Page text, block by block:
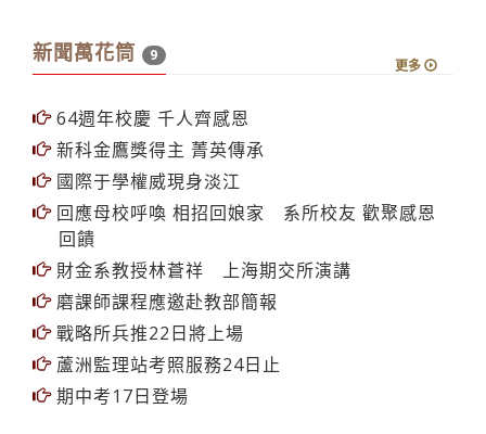
新聞萬花筒 9
更多
64週年校慶 千人齊感恩
新科金鷹獎得主 菁英傳承
國際于學權威現身淡江
回應母校呼喚 相招回娘家 系所校友 歡聚感恩
回饋
財金系教授林蒼祥 上海期交所演講
磨課師課程應邀赴教部簡報
戰略所兵推22日將上場
蘆洲監理站考照服務24日止
期中考17日登場